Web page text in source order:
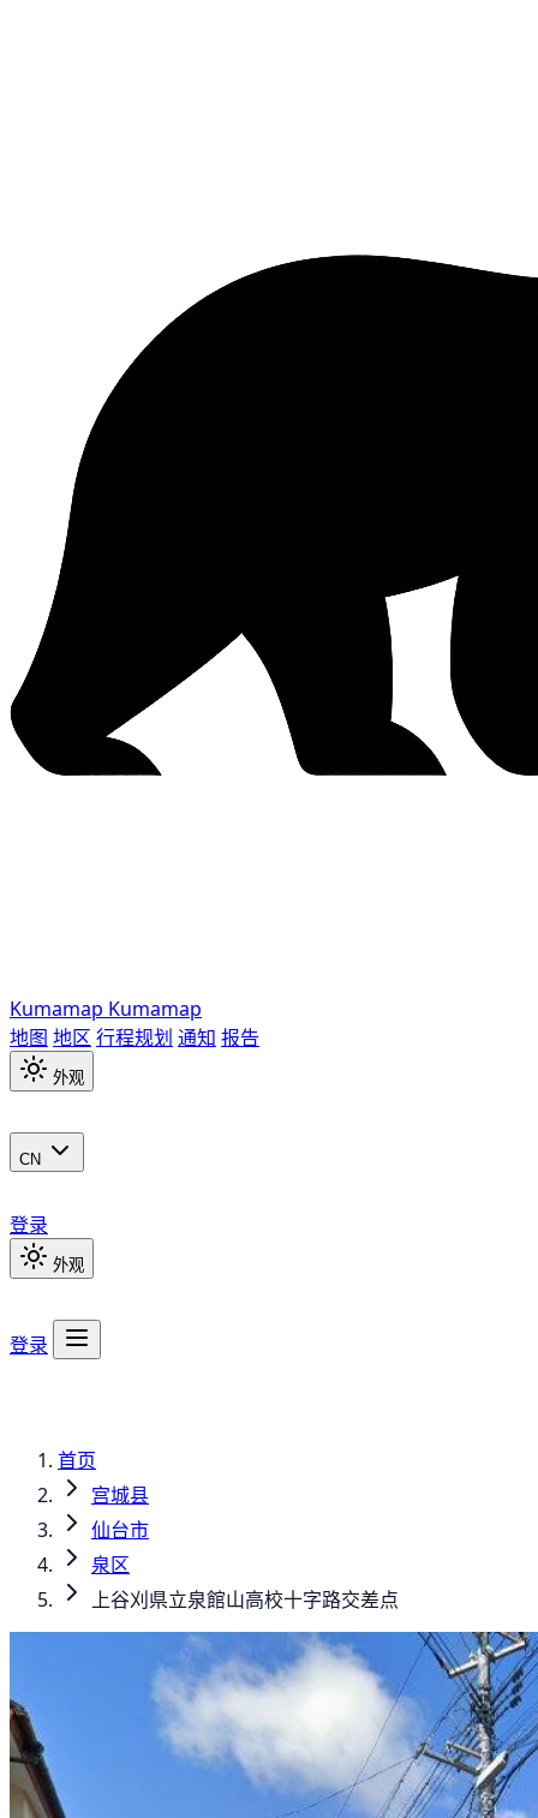
Kumamap Kumamap
地图 地区 行程规划 通知 报告
外观
CN
登录
外观
登录
首页
宫城县
仙台市
泉区
上谷刈県立泉館山高校十字路交差点